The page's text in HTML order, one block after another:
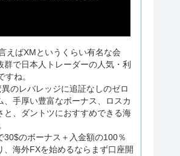
えばXMというくらい有名な会
群で日本人トレーダーの人気・利
すね。
のレバレッジに追証なしのゼロ
、手厚い豊富なボーナス、ロスカ
と、ダントツにおすすめできる海
30$のボーナス＋入金額の100％
、海外FXを始めるならまず口座開